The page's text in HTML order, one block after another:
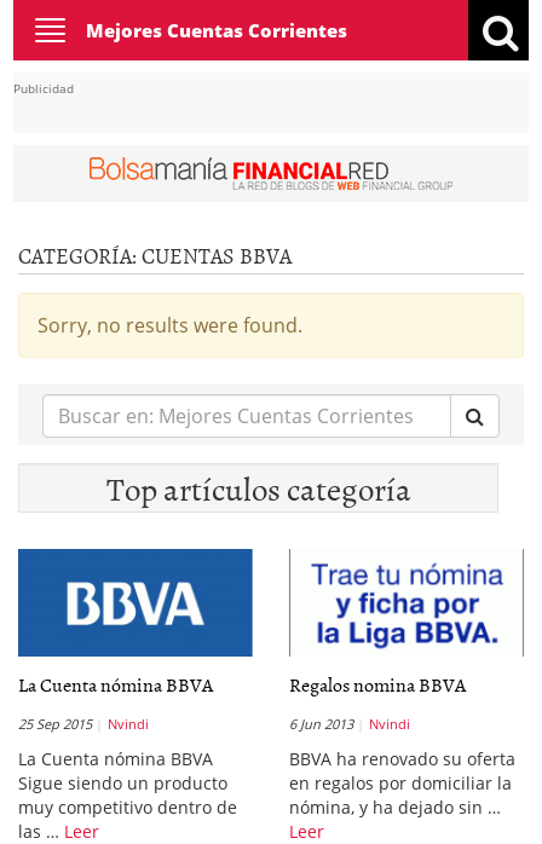
Toggle
navigation
Mejores Cuentas Corrientes
Publicidad
CATEGORÍA:CUENTAS BBVA
Sorry, no results were found.
Buscar
en:
Top artículos categoría
La Cuenta nómina BBVA
25 Sep 2015 Nvindi
La Cuenta nómina BBVA
Sigue siendo un producto
muy competitivo dentro de
las … Leer
Regalos nomina BBVA
6 Jun 2013 Nvindi
BBVA ha renovado su oferta
en regalos por domiciliar la
nómina, y ha dejado sin …
Leer